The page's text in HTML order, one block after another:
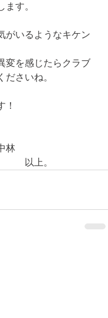
す。
がいるようなキケン
変を感じたらクラブ
さいね。
！
林
。